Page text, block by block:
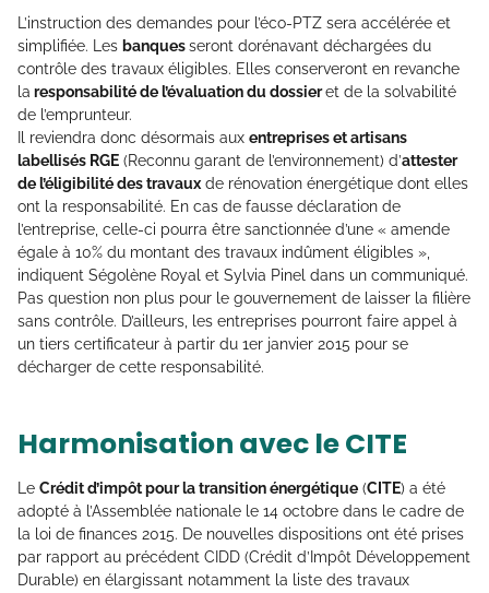
L’instruction des demandes pour l’éco-PTZ sera accélérée et
simplifiée. Les banquesseront dorénavant déchargées du
contrôle des travaux éligibles. Elles conserveront en revanche
la responsabilité de l’évaluation du dossieret de la solvabilité
de l’emprunteur.
Il reviendra donc désormais aux entreprises et artisans
labellisés RGE (Reconnu garant de l’environnement) d’attester
de l’éligibilité des travauxde rénovation énergétique dont elles
ont la responsabilité. En cas de fausse déclaration de
l’entreprise, celle-ci pourra être sanctionnée d’une « amende
égale à 10% du montant des travaux indûment éligibles »,
indiquent Ségolène Royal et Sylvia Pinel dans un communiqué.
Pas question non plus pour le gouvernement de laisser la filière
sans contrôle. D’ailleurs, les entreprises pourront faire appel à
un tiers certificateur à partir du 1er janvier 2015 pour se
décharger de cette responsabilité.
Harmonisation avec le CITE
Le Crédit d’impôt pour la transition énergétique (CITE) a été
adopté à l’Assemblée nationale le 14 octobre dans le cadre de
la loi de finances 2015. De nouvelles dispositions ont été prises
par rapport au précédent CIDD (Crédit d’Impôt Développement
Durable) en élargissant notamment la liste des travaux